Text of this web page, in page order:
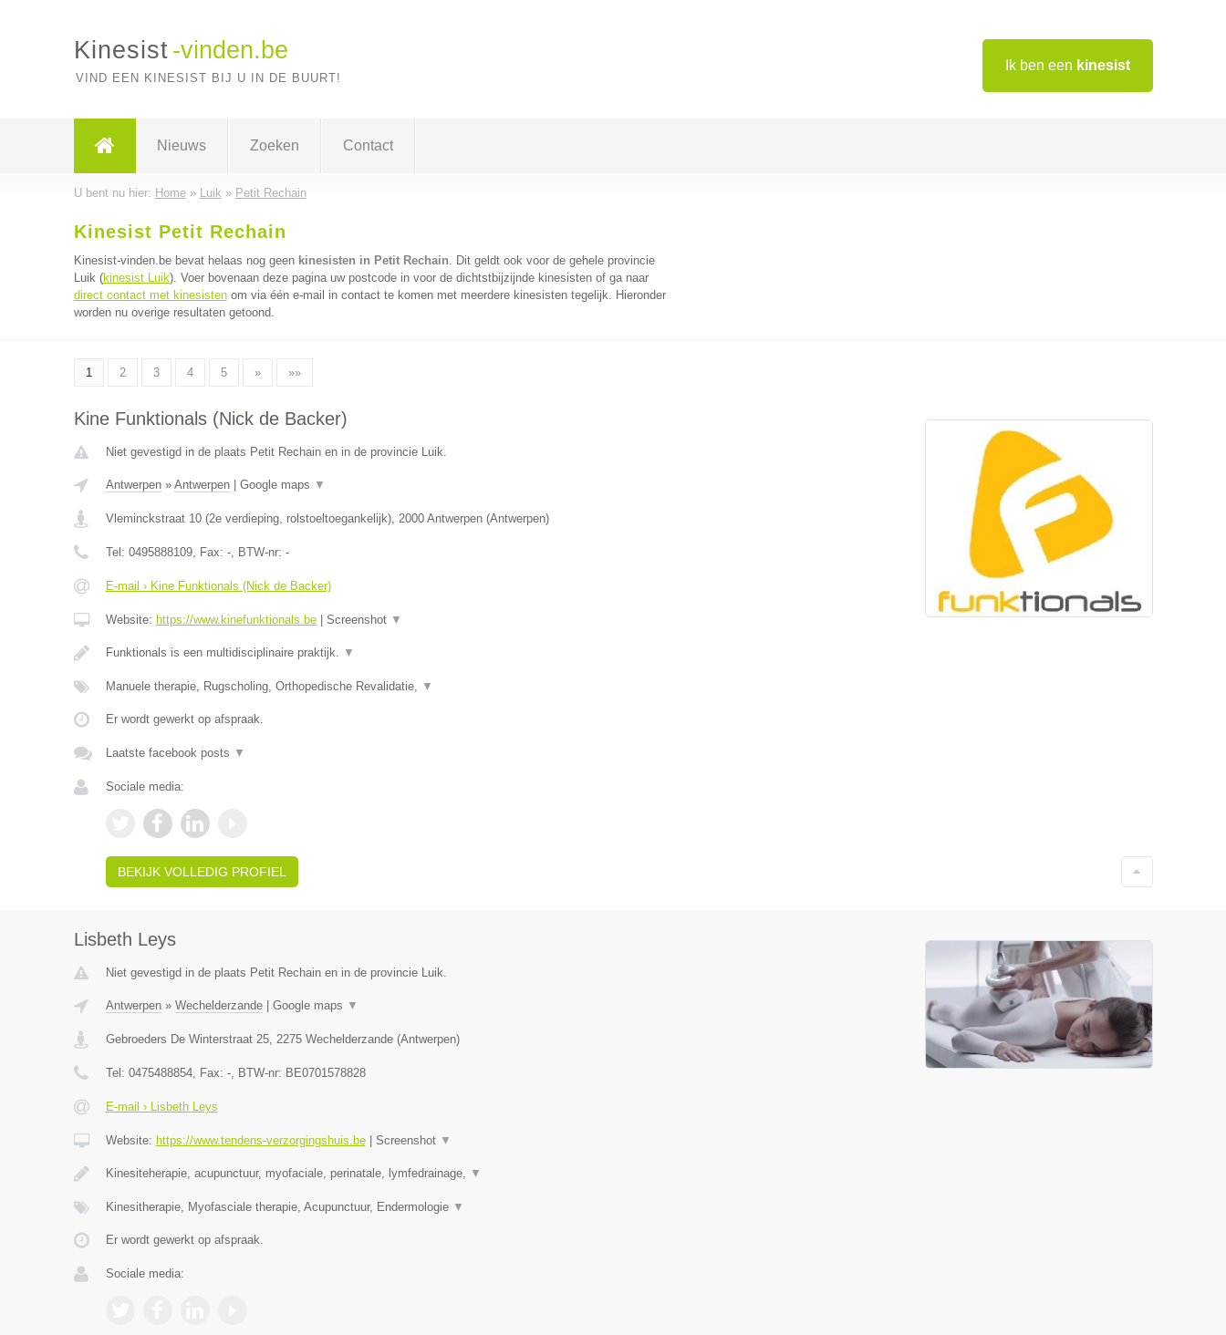
Ik ben een kinesist
Kinesist -vinden.be
VIND EEN KINESIST BIJ U IN DE BUURT!
Nieuws Zoeken Contact
U bent nu hier: Home» Luik » Petit Rechain
Kinesist Petit Rechain
Kinesist-vinden.be bevat helaas nog geen kinesisten in Petit Rechain. Dit geldt ook voor de gehele provincie
Luik (kinesist Luik). Voer bovenaan deze pagina uw postcode in voor de dichtstbijzijnde kinesisten of ga naar
direct contact met kinesistenom via één e-mail in contact te komen met meerdere kinesisten tegelijk. Hieronder
worden nu overige resultaten getoond.
1 2 3 4 5 » »»
Kine Funktionals (Nick de Backer)
Niet gevestigd in de plaats Petit Rechain en in de provincie Luik.
Antwerpen» Antwerpen| Google maps ▼
Vleminckstraat 10 (2e verdieping, rolstoeltoegankelijk), 2000 Antwerpen(Antwerpen)
Tel: 0495888109, Fax: -, BTW-nr: -
E-mail › Kine Funktionals (Nick de Backer)
Website: https://www.kinefunktionals.be| Screenshot ▼
Funktionals is een multidisciplinaire praktijk. ▼
Manuele therapie, Rugscholing, Orthopedische Revalidatie, ▼
Er wordt gewerkt op afspraak.
Laatste facebook posts ▼
Sociale media:
BEKIJK VOLLEDIG PROFIEL
Lisbeth Leys
Niet gevestigd in de plaats Petit Rechain en in de provincie Luik.
Antwerpen» Wechelderzande| Google maps ▼
Gebroeders De Winterstraat 25, 2275 Wechelderzande(Antwerpen)
Tel: 0475488854, Fax: -, BTW-nr: BE0701578828
E-mail › Lisbeth Leys
Website: https://www.tendens-verzorgingshuis.be| Screenshot ▼
Kinesiteherapie, acupunctuur, myofaciale, perinatale, lymfedrainage, ▼
Kinesitherapie, Myofasciale therapie, Acupunctuur, Endermologie ▼
Er wordt gewerkt op afspraak.
Sociale media: